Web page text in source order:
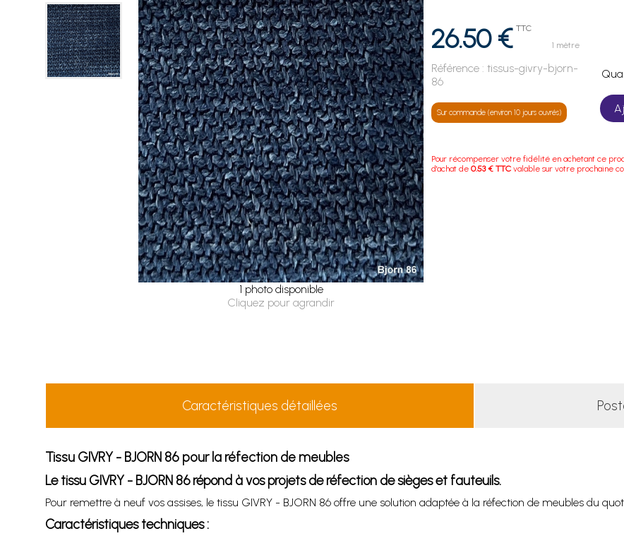
1 photo disponible
Cliquez pour agrandir
26.50 € TTC
1 mètre
Référence :tissus-givry-bjorn-
86
Sur commande (environ 10 jours ouvrés)
Pour récompenser votre fidélité en achetant ce
d'achat de0.53 € TTC valable sur votre prochaine
Caractéristiques détaillées
Tissu GIVRY - BJORN 86 pour la réfection de meubles
Le tissu GIVRY - BJORN 86 répond à vos projets de réfection de sièges et fauteuils.
Pour remettre à neuf vos assises, le tissu GIVRY - BJORN 86 offre une solution adaptée à la réfection de meubles du
Caractéristiques techniques :